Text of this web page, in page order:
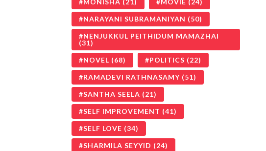
NARAYANI SUBRAMANIYAN (50)
NENJUKKUL PEITHIDUM MAMAZHAI
(31)
NOVEL (68) POLITICS (22)
RAMADEVI RATHNASAMY (51)
SANTHA SEELA (21)
SELF IMPROVEMENT (41)
SELF LOVE (34)
SHARMILA SEYYID (24)